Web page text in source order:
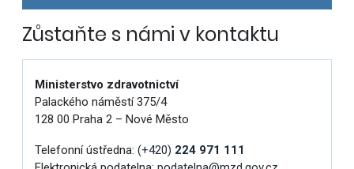
Zůstaňte s námi v kontaktu
Ministerstvo zdravotnictví
Palackého náměstí 375/4
128 00 Praha 2 – Nové Město
Telefonní ústředna: (+420) 224 971 111